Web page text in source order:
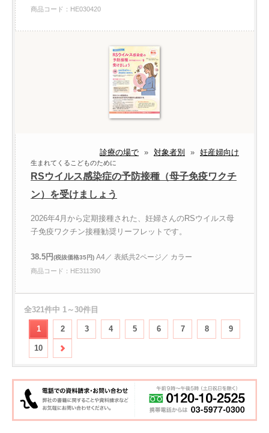
商品コード：HE030420
診療の場で » 対象者別 » 妊産婦向け
生まれてくるこどものために
RSウイルス感染症の予防接種（母子免疫ワクチ
ン）を受けましょう
2026年4月から定期接種された、妊婦さんのRSウイルス母
子免疫ワクチン接種勧奨リーフレットです。
38.5円(税抜価格35円) A4／ 表紙共2ページ／ カラー
商品コード：HE311390
全321件中 1～30件目
1 2 3 4 5 6 7 8 9
10